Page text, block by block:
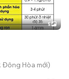
5
Đông Hòa mới)